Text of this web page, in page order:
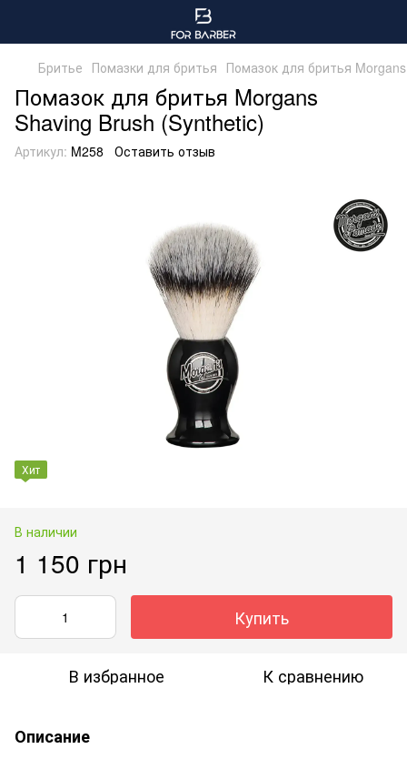
Бритье Помазки для бритья Помазок для бритья
Помазок для бритья Morgans
Shaving Brush (Synthetic)
Артикул: M258 Оставить отзыв
Хит
В наличии
1 150 грн
Купить
В избранное К сравнению
Описание